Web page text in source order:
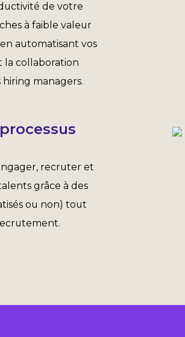
de votre
à faible valeur
automatisant vos
la collaboration
managers.
recruter et
grâce à des
ou non) tout